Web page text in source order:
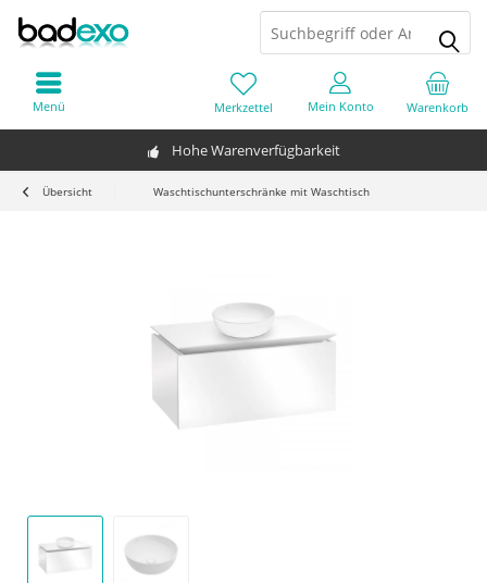
Hohe Warenverfügbarkeit
Warenkorb
Merkzettel Mein Konto
Menü
Übersicht Waschtischunterschränke mit Waschtisch